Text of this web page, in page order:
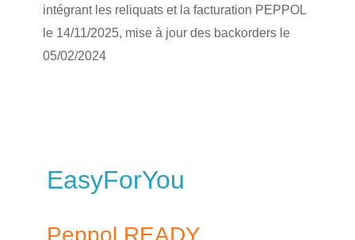
intégrant les reliquats et la facturation PEPPOL
le 14/11/2025, mise à jour des backorders le
05/02/2024
EasyForYou